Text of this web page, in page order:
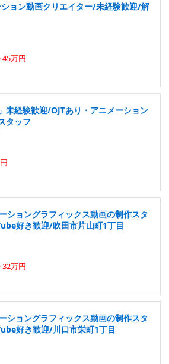
ョン動画クリエイター/未経験歓迎/解
45万円
未経験歓迎/OJTあり・アニメーション
タッフ
ショングラフィックス動画の制作スタ
好き歓迎/吹田市片山町1丁目
32万円
ショングラフィックス動画の制作スタ
好き歓迎/川口市栄町1丁目